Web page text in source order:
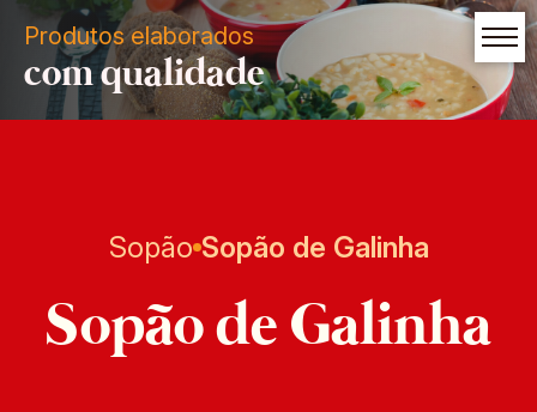
Produtos elaborados
com qualidade
Sopão Sopão de Galinha
Sopão de Galinha